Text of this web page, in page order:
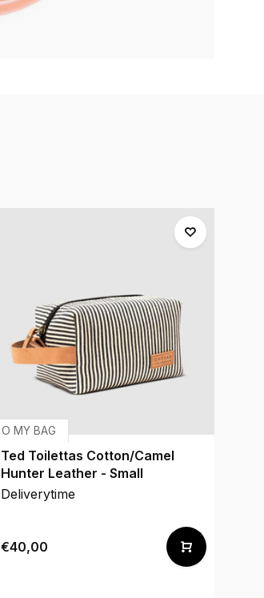
O MY BAG
Ted Toilettas Cotton/Camel
Hunter Leather - Small
Deliverytime
€40,00